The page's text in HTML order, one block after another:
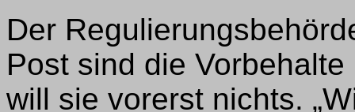
Der
Post sind die
will sie vorerst nichts.